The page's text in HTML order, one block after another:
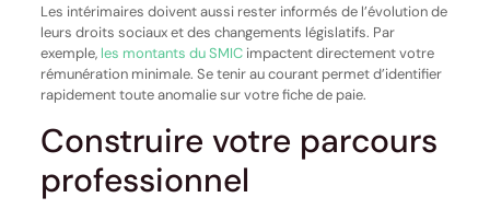
Les intérimaires doivent aussi rester informés de l’évolution de
leurs droits sociaux et des changements législatifs. Par
exemple, les montants du SMICimpactent directement votre
rémunération minimale. Se tenir au courant permet d’identifier
rapidement toute anomalie sur votre fiche de paie.
Construire votre parcours
professionnel